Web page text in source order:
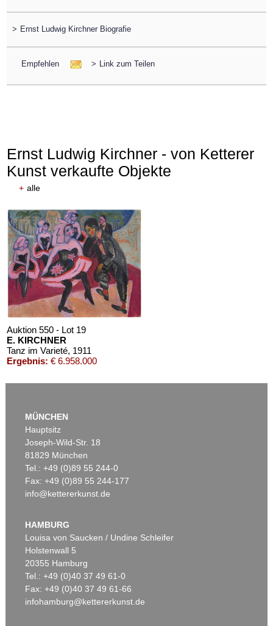
> Ernst Ludwig Kirchner Biografie
Empfehlen > Link zum Teilen
Ernst Ludwig Kirchner - von Ketterer
Kunst verkaufte Objekte
+ alle
Auktion 550 - Lot 19
E. KIRCHNER
Tanz im Varieté, 1911
Ergebnis: € 6.958.000
Auktion 535 - Lot 10
Ergebnis:€ 4.750.000
MÜNCHEN
Hauptsitz
Joseph-Wild-Str. 18
81829 München
Tel.: +49 (0)89 55 244-0
Fax: +49 (0)89 55 244-177
info@kettererkunst.de
HAMBURG
Louisa von Saucken / Undine Schleifer
Holstenwall 5
20355 Hamburg
Tel.: +49 (0)40 37 49 61-0
Fax: +49 (0)40 37 49 61-66
infohamburg@kettererkunst.de